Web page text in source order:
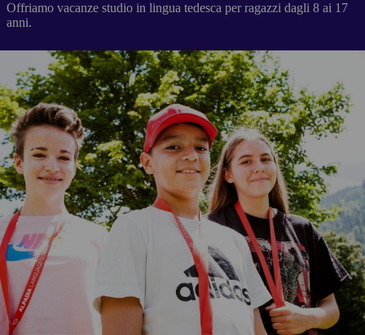
Offriamo vacanze studio in lingua tedesca per ragazzi dagli 8 ai 17
anni.